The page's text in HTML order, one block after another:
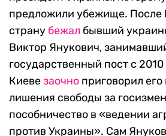
предложили убежище. После
страну бежал бывший
Виктор Янукович,
государственный пост с
Киевезаочно приговорил его
лишения свободы за
пособничество в «ведении
против Украины». Сам